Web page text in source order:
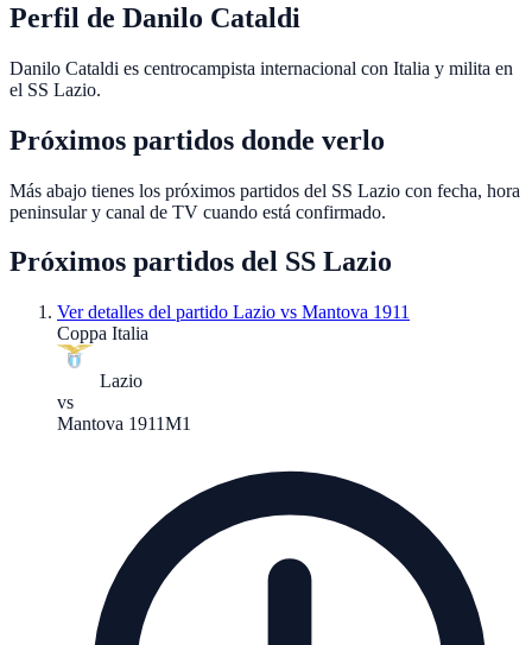
Perfil de Danilo Cataldi
Danilo Cataldi es centrocampista internacional con Italia y milita en
el SS Lazio.
Próximos partidos donde verlo
Más abajo tienes los próximos partidos del SS Lazio con fecha, hora
peninsular y canal de TV cuando está confirmado.
Próximos partidos del SS Lazio
Ver detalles del partido Lazio vs Mantova 1911
Coppa Italia
Lazio
vs
Mantova 1911M1